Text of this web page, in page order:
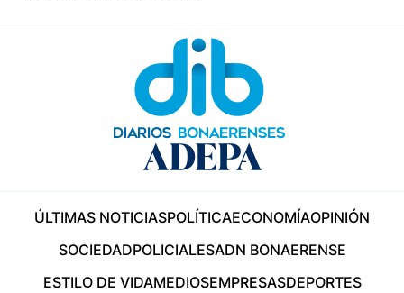
ÚLTIMAS NOTICIASPOLÍTICAECONOMÍAOPINIÓN
SOCIEDADPOLICIALESADN BONAERENSE
ESTILO DE VIDAMEDIOSEMPRESASDEPORTES